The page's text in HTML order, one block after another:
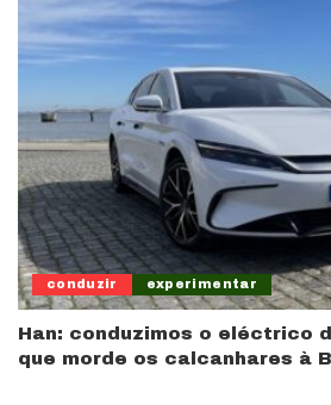
conduzir experimentar
Han: conduzimos o eléctrico
que morde os calcanhares à